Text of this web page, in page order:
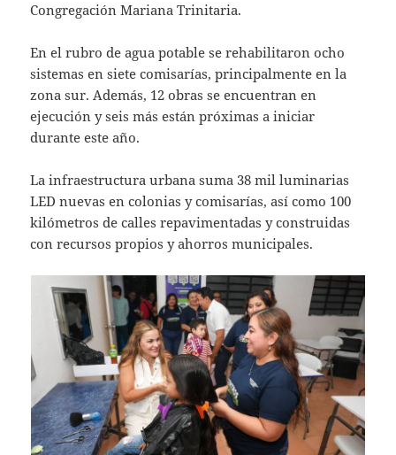
Congregación Mariana Trinitaria.
En el rubro de agua potable se rehabilitaron ocho
sistemas en siete comisarías, principalmente en la
zona sur. Además, 12 obras se encuentran en
ejecución y seis más están próximas a iniciar
durante este año.
La infraestructura urbana suma 38 mil luminarias
LED nuevas en colonias y comisarías, así como 100
kilómetros de calles repavimentadas y construidas
con recursos propios y ahorros municipales.